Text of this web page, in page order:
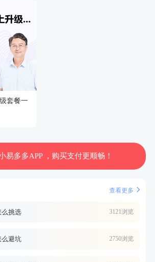
套餐一
易多多APP ，购买支付更顺畅！
查看更多
挑选 3121浏览
避坑 2750浏览